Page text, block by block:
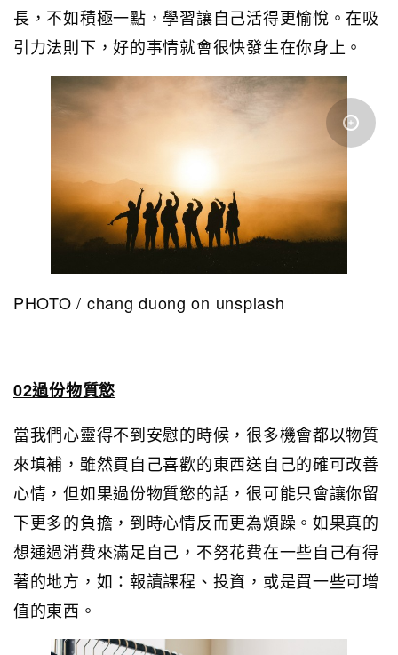
長，不如積極一點，學習讓自己活得更愉悅。在吸
引力法則下，好的事情就會很快發生在你身上。
PHOTO / chang duong on unsplash
02過份物質慾
當我們心靈得不到安慰的時候，很多機會都以物質
來填補，雖然買自己喜歡的東西送自己的確可改善
心情，但如果過份物質慾的話，很可能只會讓你留
下更多的負擔，到時心情反而更為煩躁。如果真的
想通過消費來滿足自己，不努花費在一些自己有得
著的地方，如：報讀課程、投資，或是買一些可增
值的東西。